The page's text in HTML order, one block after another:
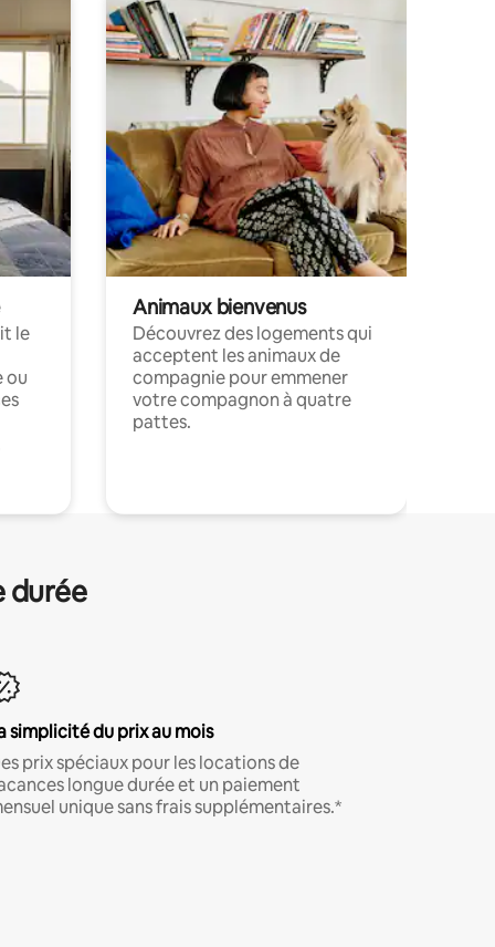
le
ou
Animaux bienvenus
Découvrez des logements qui
acceptent les animaux de
compagnie pour emmener
votre compagnon à quatre
pattes.
durée
simplicité du prix au mois
prix spéciaux pour les locations de
longue durée et un paiement
unique sans frais supplémentaires.*